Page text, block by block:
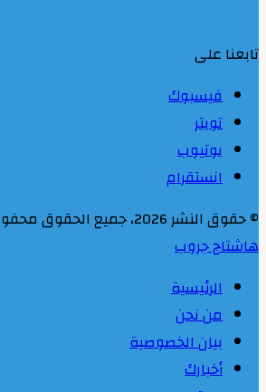
تابعنا على
فيسبوك
تويتر
يوتيوب
انستقرام
© حقوق النشر 2026، جميع الحقوق محفوظة |
هاشتاج جروب
الرئيسية
من نحن
بيان الخصوصية
أخبارك